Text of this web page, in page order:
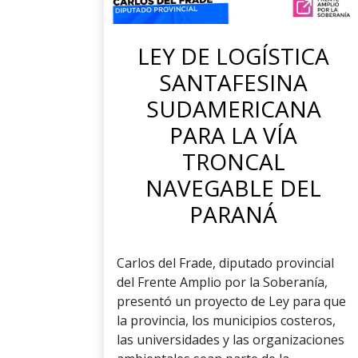
LEY DE LOGÍSTICA
SANTAFESINA
SUDAMERICANA
PARA LA VÍA
TRONCAL
NAVEGABLE DEL
PARANÁ
Carlos del Frade, diputado provincial
del Frente Amplio por la Soberanía,
presentó un proyecto de Ley para que
la provincia, los municipios costeros,
las universidades y las organizaciones